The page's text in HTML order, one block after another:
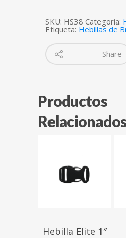
SKU: HS38 Categoría:
Etiqueta: Hebillas de
Share
Productos
Hebilla Elite 1″